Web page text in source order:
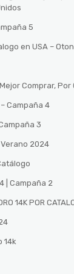
5
en USA –
Comprar, Por
Campaña 4
3
2024
| Campaña 2
14K POR
14k